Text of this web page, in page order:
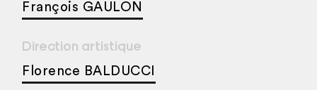
François GAULON
Direction artistique
Florence BALDUCCI